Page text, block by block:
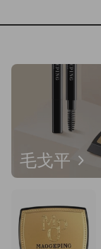
毛戈平